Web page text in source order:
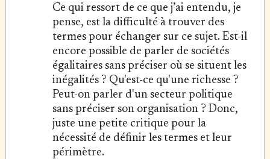
Ce qui ressort de ce que j’ai entendu, je
pense, est la difficulté à trouver des
termes pour échanger sur ce sujet. Est-il
encore possible de parler de sociétés
égalitaires sans préciser où se situent les
inégalités ? Qu'est-ce qu'une richesse ?
Peut-on parler d'un secteur politique
sans préciser son organisation ? Donc,
juste une petite critique pour la
nécessité de définir les termes et leur
périmètre.